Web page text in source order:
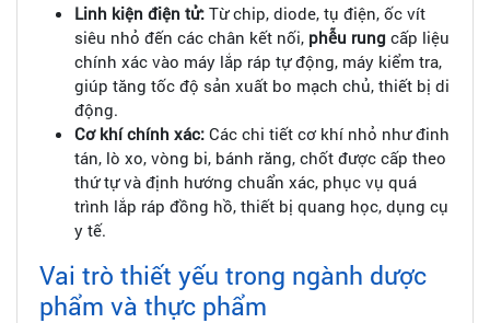
Linh kiện điện tử: Từ chip, diode, tụ điện, ốc vít
siêu nhỏ đến các chân kết nối, phễu rung cấp liệu
chính xác vào máy lắp ráp tự động, máy kiểm tra,
giúp tăng tốc độ sản xuất bo mạch chủ, thiết bị di
động.
Cơ khí chính xác: Các chi tiết cơ khí nhỏ như đinh
tán, lò xo, vòng bi, bánh răng, chốt được cấp theo
thứ tự và định hướng chuẩn xác, phục vụ quá
trình lắp ráp đồng hồ, thiết bị quang học, dụng cụ
y tế.
Vai trò thiết yếu trong ngành dược
phẩm và thực phẩm